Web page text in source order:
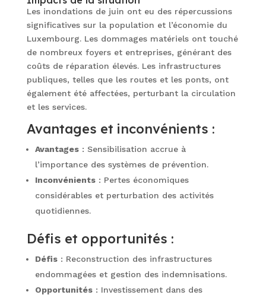
Les inondations de juin ont eu des répercussions
significatives sur la population et l’économie du
Luxembourg. Les dommages matériels ont touché
de nombreux foyers et entreprises, générant des
coûts de réparation élevés. Les infrastructures
publiques, telles que les routes et les ponts, ont
également été affectées, perturbant la circulation
et les services.
Avantages et inconvénients :
Avantages: Sensibilisation accrue à
l’importance des systèmes de prévention.
Inconvénients: Pertes économiques
considérables et perturbation des activités
quotidiennes.
Défis et opportunités :
Défis: Reconstruction des infrastructures
endommagées et gestion des indemnisations.
Opportunités: Investissement dans des